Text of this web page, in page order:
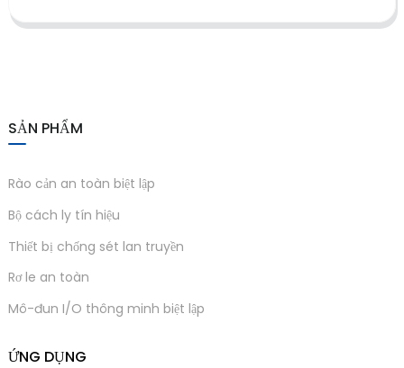
SẢN PHẨM
Rào cản an toàn biệt lập
Bộ cách ly tín hiệu
Thiết bị chống sét lan truyền
Rơ le an toàn
Mô-đun I/O thông minh biệt lập
ỨNG DỤNG